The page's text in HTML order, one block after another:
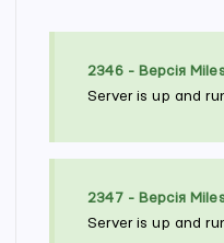
2346 - Версія
Server is up and
2347 - Версія
Server is up and